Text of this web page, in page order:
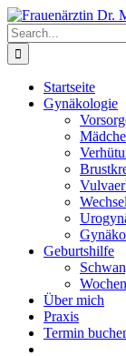
Skip
to
content
Search
for:
Startseite
Gynäkologie
Geburtshilfe
Über mich
Praxis
Termin